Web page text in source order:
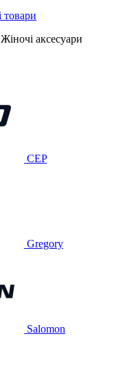
Жіночі аксесуари
CEP
Gregory
Salomon